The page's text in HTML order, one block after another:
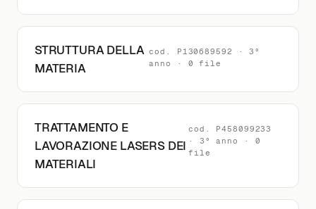
STRUTTURA DELLA
MATERIA
cod. P130689592 · 3°
anno · 0 file
TRATTAMENTO E
LAVORAZIONE LASERS DEI
MATERIALI
cod. P458099233
· 3° anno · 0
file